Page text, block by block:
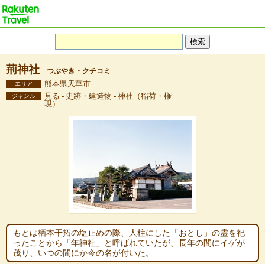
荊神社 つぶやき・クチコミ
エリア 熊本県天草市
ジャンル
見る - 史跡・建造物 - 神社（稲荷・権
現）
もとは栖本干拓の塩止めの際、人柱にした「おとし」の霊を祀
ったことから「年神社」と呼ばれていたが、長年の間にイゲが
茂り、いつの間にか今の名が付いた。